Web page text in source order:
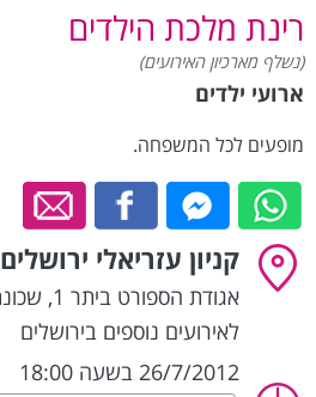
רינת מלכת הילדים
(נשלף מארכיון האירועים)
ארועי ילדים
מופעים לכל המשפחה.
קניון עזריאלי ירושלים
אגודת הספורט ביתר 1, שכונת מלחה
לאירועים נוספים בירושלים
26/7/2012 בשעה 18:00